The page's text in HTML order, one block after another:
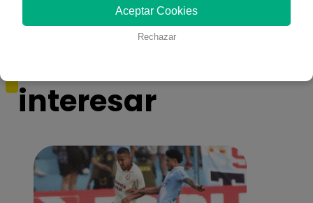
interesar
Aceptar Cookies
Rechazar